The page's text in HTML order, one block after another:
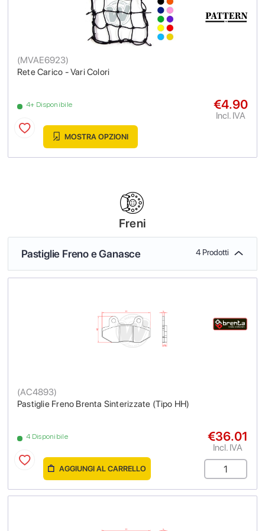
Rete Carico - Vari Colori
(MVAE6923)
4+ Disponibile €4.90
Incl. IVA
MOSTRA OPZIONI
Freni
Pastiglie Freno e Ganasce 4 Prodotti
Pastiglie Freno Brenta Sinterizzate (Tipo HH)
(AC4893)
4 Disponibile €36.01
Incl. IVA
AGGIUNGI AL CARRELLO